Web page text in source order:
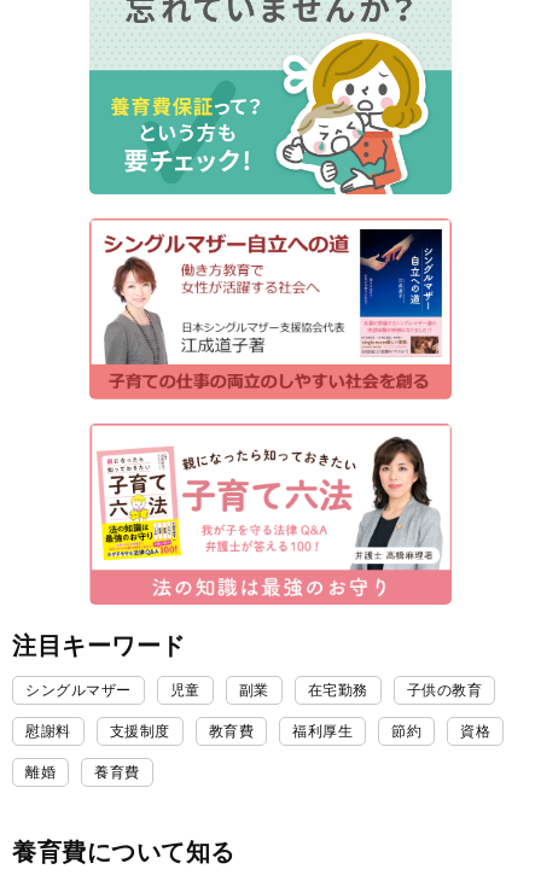
注目キーワード
シングルマザー 児童 副業 在宅勤務 子供の教育
慰謝料 支援制度 教育費 福利厚生 節約 資格
離婚 養育費
養育費について知る